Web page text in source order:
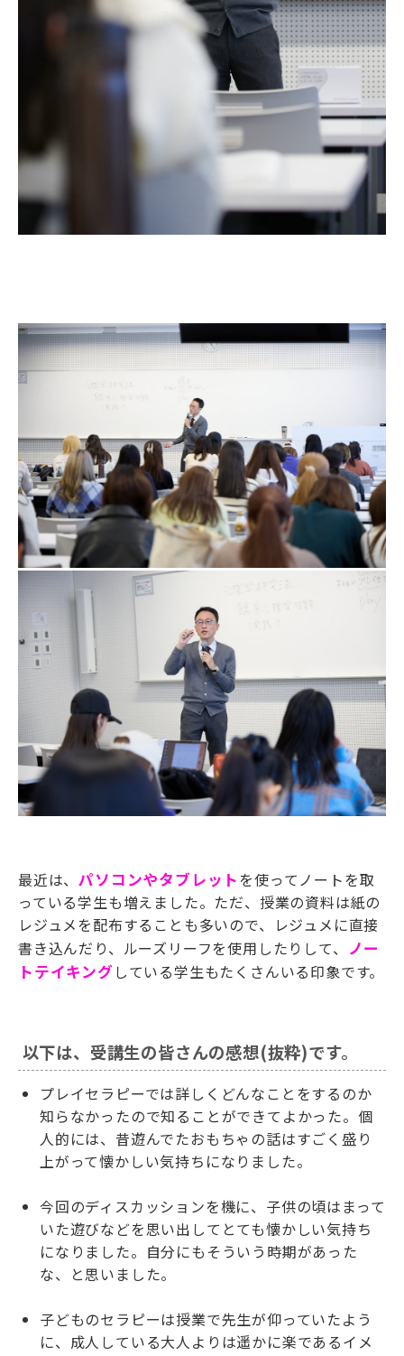
最近は、パソコンやタブレットを使ってノートを取
っている学生も増えました。ただ、授業の資料は紙の
レジュメを配布することも多いので、レジュメに直接
書き込んだり、ルーズリーフを使用したりして、 ノー
トテイキングしている学生もたくさんいる印象です。
以下は、受講生の皆さんの感想(抜粋)です。
プレイセラピーでは詳しくどんなことをするのか
知らなかったので知ることができてよかった。個
人的には、昔遊んでたおもちゃの話はすごく盛り
上がって懐かしい気持ちになりました。
今回のディスカッションを機に、子供の頃はまって
いた遊びなどを思い出してとても懐かしい気持ち
になりました。自分にもそういう時期があった
な、と思いました。
子どものセラピーは授業で先生が仰っていたよう
に、成人している大人よりは遥かに楽であるイメ